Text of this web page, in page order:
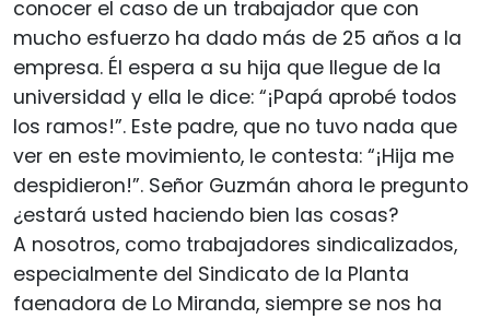
conocer el caso de un trabajador que con
mucho esfuerzo ha dado más de 25 años a la
empresa. Él espera a su hija que llegue de la
universidad y ella le dice: “¡Papá aprobé todos
los ramos!”. Este padre, que no tuvo nada que
ver en este movimiento, le contesta: “¡Hija me
despidieron!”. Señor Guzmán ahora le pregunto
¿estará usted haciendo bien las cosas?
A nosotros, como trabajadores sindicalizados,
especialmente del Sindicato de la Planta
faenadora de Lo Miranda, siempre se nos ha